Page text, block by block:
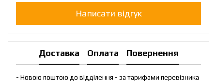
Написати відгук
Доставка Оплата Повернення
- Новою поштою до відділення - за тарифами перевізника